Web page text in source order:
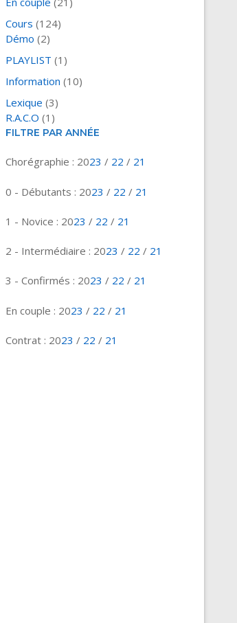
Cours (124)
Démo (2)
PLAYLIST (1)
Information (10)
Lexique (3)
R.A.C.O (1)
FILTRE PAR ANNÉE
Chorégraphie : 2023 / 22 / 21
0 - Débutants : 2023 / 22 / 21
1 - Novice : 2023 / 22 / 21
2 - Intermédiaire : 2023 / 22 / 21
3 - Confirmés : 2023 / 22 / 21
En couple : 2023 / 22 / 21
Contrat : 2023 / 22 / 21